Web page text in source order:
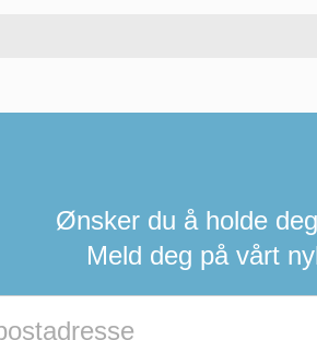
Ønsker du å holde
Meld deg på vårt